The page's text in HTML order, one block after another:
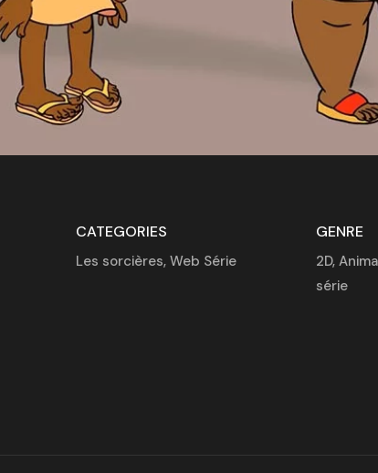
CATEGORIES
Les sorcières, Web Série
GENRE
2D,
série